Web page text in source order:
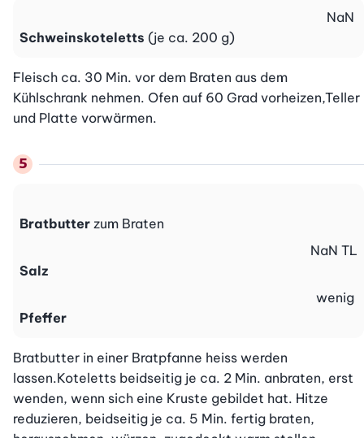
Schweinskoteletts (je ca. 200 g)
NaN
Fleisch ca. 30 Min. vor dem Braten aus dem
Kühlschrank nehmen. Ofen auf 60 Grad vorheizen,Teller
und Platte vorwärmen.
Bratbutter zum Braten
Salz
NaN TL
Pfeffer
wenig
Bratbutter in einer Bratpfanne heiss werden
lassen.Koteletts beidseitig je ca. 2 Min. anbraten, erst
wenden, wenn sich eine Kruste gebildet hat. Hitze
reduzieren, beidseitig je ca. 5 Min. fertig braten,